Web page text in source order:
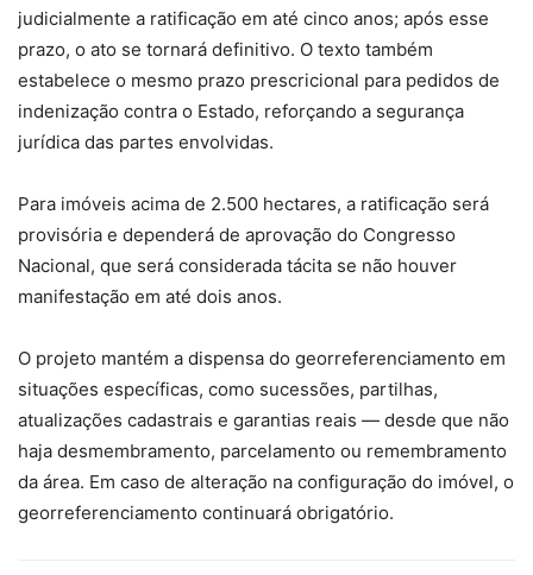
judicialmente a ratificação em até cinco anos; após esse
prazo, o ato se tornará definitivo. O texto também
estabelece o mesmo prazo prescricional para pedidos de
indenização contra o Estado, reforçando a segurança
jurídica das partes envolvidas.
Para imóveis acima de 2.500 hectares, a ratificação será
provisória e dependerá de aprovação do Congresso
Nacional, que será considerada tácita se não houver
manifestação em até dois anos.
O projeto mantém a dispensa do georreferenciamento em
situações específicas, como sucessões, partilhas,
atualizações cadastrais e garantias reais — desde que não
haja desmembramento, parcelamento ou remembramento
da área. Em caso de alteração na configuração do imóvel, o
georreferenciamento continuará obrigatório.